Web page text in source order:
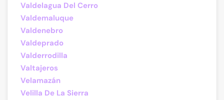
Valdelagua Del Cerro
Valdemaluque
Valdenebro
Valdeprado
Valderrodilla
Valtajeros
Velamazán
Velilla De La Sierra